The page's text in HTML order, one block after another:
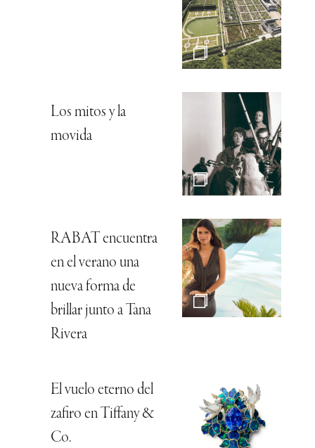
Los mitos y la
movida
RABAT encuentra
en el verano una
nueva forma de
brillar junto a Tana
Rivera
El vuelo eterno del
zafiro en Tiffany &
Co.